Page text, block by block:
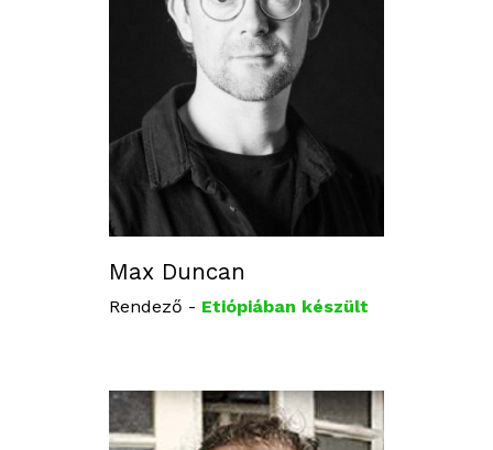
Max Duncan
Rendező - Etiópiában készült